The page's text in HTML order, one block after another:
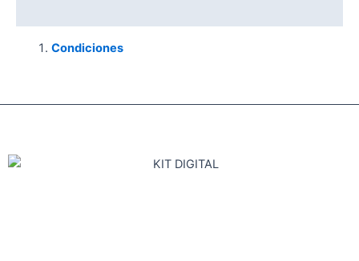
Condiciones